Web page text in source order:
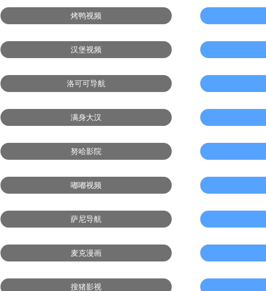
烤鸭视频
汉堡视频
洛可可导航
满身大汉
努哈影院
嘟嘟视频
萨尼导航
麦克漫画
搜猪影视